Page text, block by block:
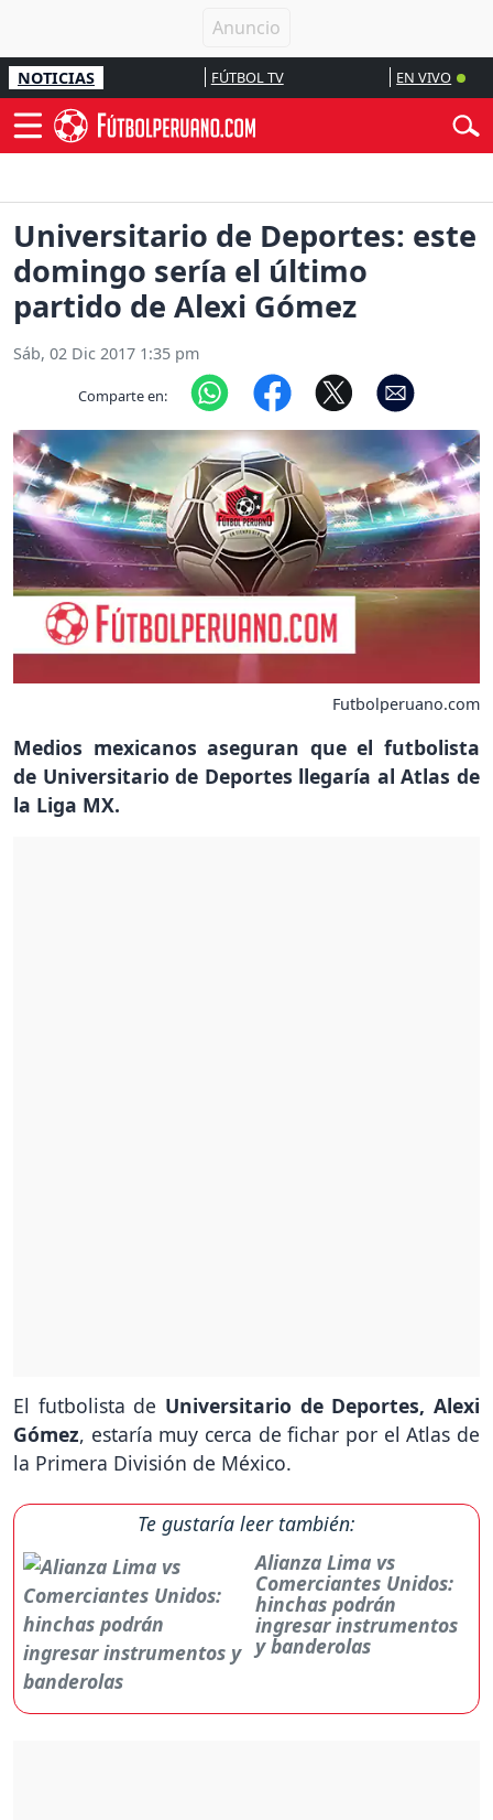
NOTICIAS FÚTBOL TV EN VIVO
Universitario de Deportes: este
domingo sería el último
partido de Alexi Gómez
Sáb, 02 Dic 2017 1:35 pm
Comparte en:
Futbolperuano.com
Medios mexicanos aseguran que el futbolista
de Universitario de Deportes llegaría al Atlas de
la Liga MX.
El futbolista de Universitario de Deportes, Alexi
Gómez, estaría muy cerca de fichar por el Atlas de
la Primera División de México.
Te gustaría leer también:
Alianza Lima vs
Comerciantes Unidos:
hinchas podrán
ingresar instrumentos
y banderolas